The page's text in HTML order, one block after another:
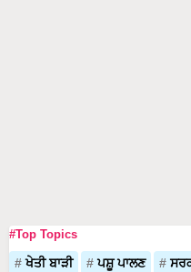
#Top Topics
ਖੇਤੀ ਬਾੜੀ ਪਸ਼ੂ ਪਾਲਣ